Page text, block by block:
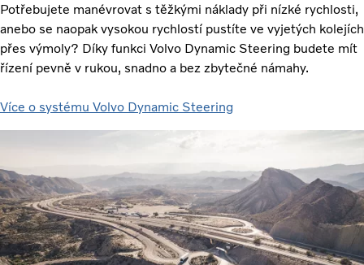
Potřebujete manévrovat s těžkými náklady při nízké rychlosti,
anebo se naopak vysokou rychlostí pustíte ve vyjetých kolejích
přes výmoly? Díky funkci Volvo Dynamic Steering budete mít
řízení pevně v rukou, snadno a bez zbytečné námahy.
Více o systému Volvo Dynamic Steering